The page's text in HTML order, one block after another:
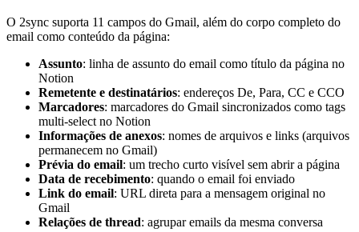
O 2sync suporta 11 campos do Gmail, além do corpo completo do
email como conteúdo da página:
Assunto: linha de assunto do email como título da página no
Notion
Remetente e destinatários: endereços De, Para, CC e CCO
Marcadores: marcadores do Gmail sincronizados como tags
multi-select no Notion
Informações de anexos: nomes de arquivos e links (arquivos
permanecem no Gmail)
Prévia do email: um trecho curto visível sem abrir a página
Data de recebimento: quando o email foi enviado
Link do email: URL direta para a mensagem original no
Gmail
Relações de thread: agrupar emails da mesma conversa